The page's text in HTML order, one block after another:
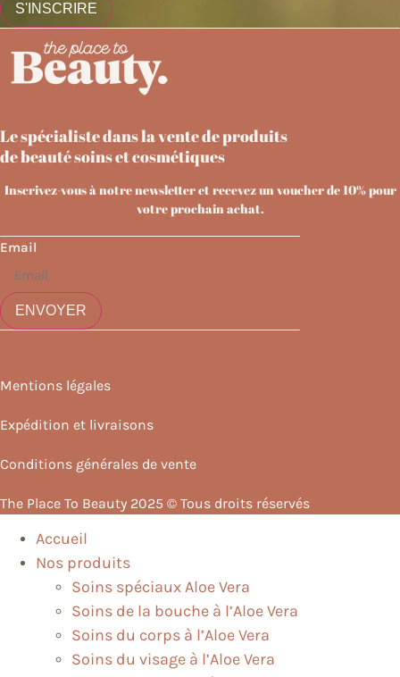
S'INSCRIRE
Le spécialiste dans la vente de produits
de beauté soins et cosmétiques
Inscrivez-vous à notre newsletter et recevez un voucher de 10% pour
votre prochain achat.
Email
ENVOYER
Mentions légales
Expédition et livraisons
Conditions générales de vente
The Place To Beauty 2025 © Tous droits réservés
Accueil
Nos produits
Soins spéciaux Aloe Vera
Soins de la bouche à l’Aloe Vera
Soins du corps à l’Aloe Vera
Soins du visage à l’Aloe Vera